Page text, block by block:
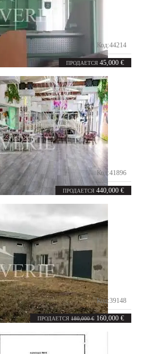
ПРОДАЕТСЯ 45,000 €
Код:44214
32m²
ПРОДАЕТСЯ 440,000 €
Код:41896
0комнат 350 m²
ПРОДАЕТСЯ 180,000 € 160,000 €
Код:39148
10комнат 800m²